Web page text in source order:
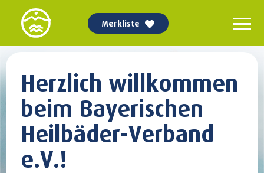
Merkliste
Herzlich willkommen
beim Bayerischen
Heilbäder-Verband
e.V.!